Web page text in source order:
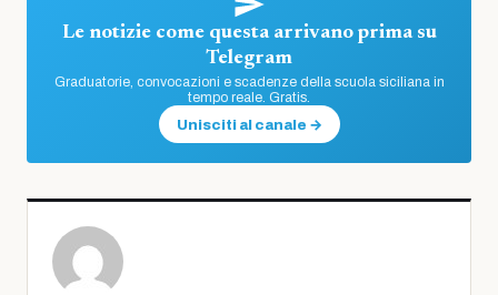
Le notizie come questa arrivano prima su
Telegram
Graduatorie, convocazioni e scadenze della scuola siciliana in
tempo reale. Gratis.
Unisciti al canale →